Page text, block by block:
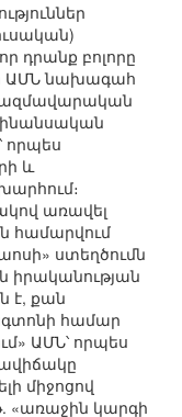
դրանք բոլորը
ԱՄՆ նախագահ
որպես
և
առավել
համարվում
ստեղծումն
իրականության
է, քան
համար
ԱՄՆ՝ որպես
միջոցով
«առաջին կարգի